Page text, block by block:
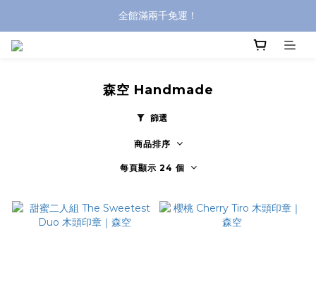
全館滿兩千免運！
全館滿兩千免運！
森空 Handmade
篩選
商品排序
每頁顯示 24 個